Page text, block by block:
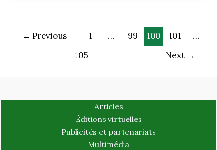
← Previous 1 … 99 100 101
…
105
Next →
Articles
Éditions virtuelles
Publicités et partenariats
Multimédia